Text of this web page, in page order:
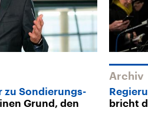
zu Sondierungs-
Grund, den
Archiv
bricht